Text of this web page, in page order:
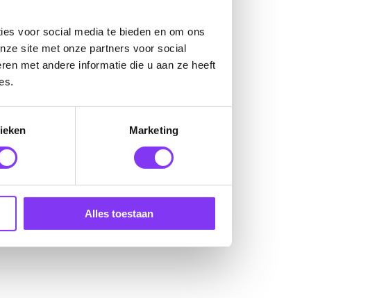
voor social media te bieden en om ons
site met onze partners voor social
met andere informatie die u aan ze heeft
Marketing
Alles toestaan